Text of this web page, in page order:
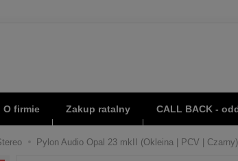
O firmie Zakup ratalny CALL BACK -
Pylon Audio Opal 23 mkII (Okleina | PCV |